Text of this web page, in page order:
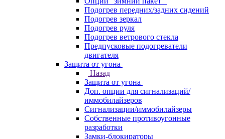
Подогрев передних/задних сидений
Подогрев зеркал
Подогрев руля
Подогрев ветрового стекла
Предпусковые подогреватели
двигателя
Защита от угона
Назад
Защита от угона
Доп. опции для сигнализаций/
иммобилайзеров
Сигнализации/иммобилайзеры
Собственные противоугонные
разработки
Замки-блокираторы